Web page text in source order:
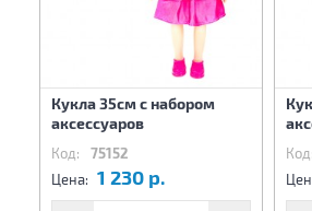
Кукла 35см с набором
аксессуаров
Код: 75152
Цена: 1 230 р.
Код: